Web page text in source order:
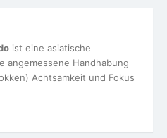
ist eine asiatische
angemessene Handhabung
Achtsamkeit und Fokus